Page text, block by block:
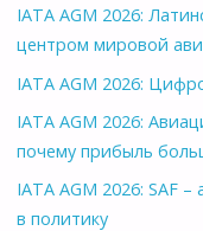
IATA AGM 2026:
центром мировой
IATA AGM 2026:
IATA AGM 2026:
почему прибыль
IATA AGM 2026: SAF
в политику